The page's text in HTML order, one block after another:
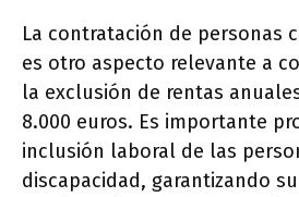
La contratación de personas
es otro aspecto relevante a
la exclusión de rentas
8.000 euros. Es importante
inclusión laboral de las
discapacidad, garantizando